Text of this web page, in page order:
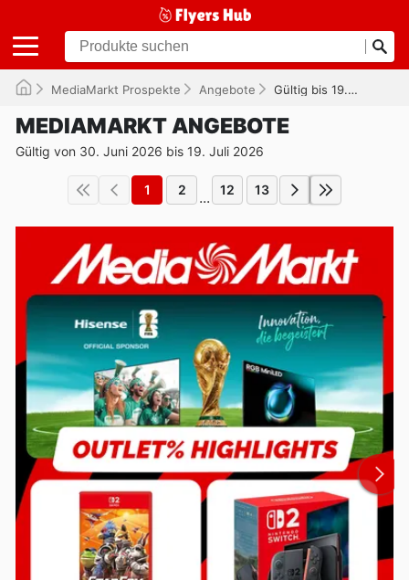
MediaMarkt Prospekte Angebote Gültig bis 19.07.2026
MEDIAMARKT ANGEBOTE
Gültig von 30. Juni 2026 bis 19. Juli 2026
1 2 ... 12 13